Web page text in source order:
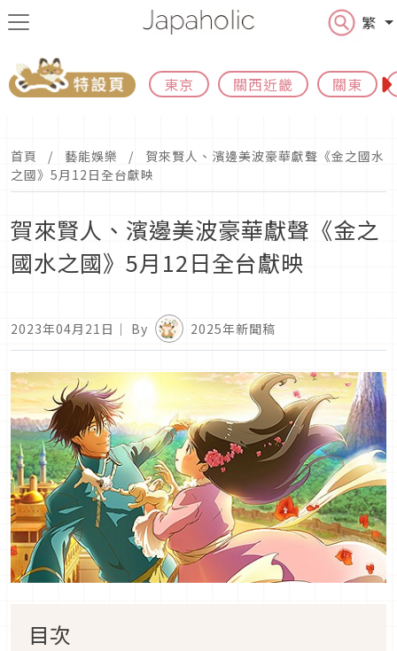
繁
東京 關西近畿 關東
首頁 藝能娛樂
賀來賢人、濱邊美波豪華獻聲《金之國水
之國》5月12日全台獻映
賀來賢人、濱邊美波豪華獻聲《金之
國水之國》5月12日全台獻映
2023年04月21日 ｜ By 2025年新聞稿
目次